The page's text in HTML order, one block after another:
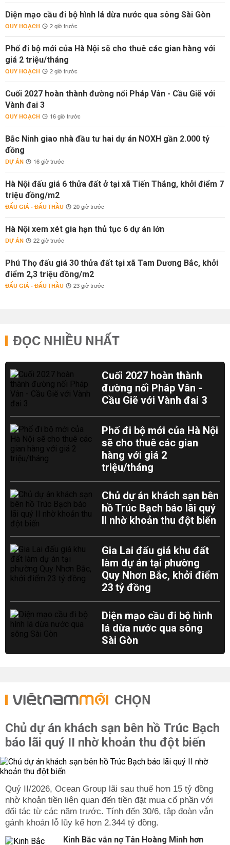
Diện mạo cầu đi bộ hình lá dừa nước qua sông Sài Gòn
QUY HOẠCH 2 giờ trước
Phố đi bộ mới của Hà Nội sẽ cho thuê các gian hàng với
giá 2 triệu/tháng
QUY HOẠCH 2 giờ trước
Cuối 2027 hoàn thành đường nối Pháp Vân - Cầu Giẽ với
Vành đai 3
QUY HOẠCH 16 giờ trước
Bắc Ninh giao nhà đầu tư hai dự án NOXH gần 2.000 tỷ
đồng
DỰ ÁN 16 giờ trước
Hà Nội đấu giá 6 thửa đất ở tại xã Tiến Thắng, khởi điểm 7
triệu đồng/m2
ĐẤU GIÁ - ĐẤU THẦU 20 giờ trước
Hà Nội xem xét gia hạn thủ tục 6 dự án lớn
DỰ ÁN 22 giờ trước
Phú Thọ đấu giá 30 thửa đất tại xã Tam Dương Bắc, khởi
điểm 2,3 triệu đồng/m2
ĐẤU GIÁ - ĐẤU THẦU 23 giờ trước
ĐỌC NHIỀU NHẤT
Cuối 2027 hoàn thành
đường nối Pháp Vân -
Cầu Giẽ với Vành đai 3
Phố đi bộ mới của Hà Nội
sẽ cho thuê các gian
hàng với giá 2
triệu/tháng
Chủ dự án khách sạn bên
hồ Trúc Bạch báo lãi quý
II nhờ khoản thu đột biến
Gia Lai đấu giá khu đất
làm dự án tại phường
Quy Nhơn Bắc, khởi điểm
23 tỷ đồng
Diện mạo cầu đi bộ hình
lá dừa nước qua sông
Sài Gòn
CHỌN
Chủ dự án khách sạn bên hồ Trúc Bạch
báo lãi quý II nhờ khoản thu đột biến
Quý II/2026, Ocean Group lãi sau thuế hơn 15 tỷ đồng
nhờ khoản tiền liên quan đến tiền đặt mua cổ phần với
đối tác từ các năm trước. Tính đến 30/6, tập đoàn vẫn
gánh khoản lỗ lũy kế hơn 2.344 tỷ đồng.
Kinh Bắc vẫn nợ Tân Hoàng Minh hơn